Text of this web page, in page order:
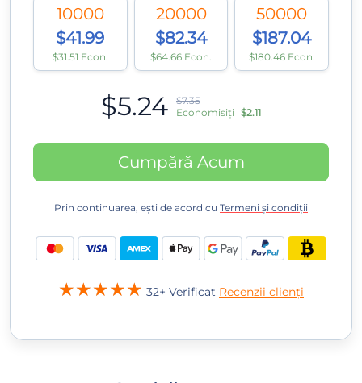
10000
$41.99
$31.51 Econ.
20000
$82.34
$64.66 Econ.
50000
$187.04
$180.46 Econ.
$5.24
$7.35
Economisiți $2.11
Cumpără Acum
Prin continuarea, ești de acord cu Termeni și condiții
32+ Verificat Recenzii clienți